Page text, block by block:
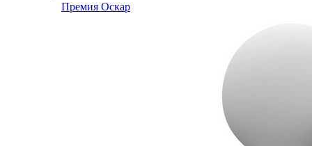
Премия Оскар